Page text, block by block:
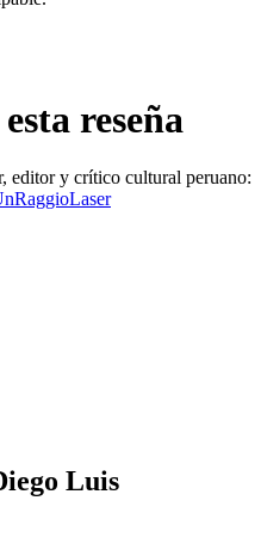
reseña
editor y crítico cultural peruano:
Luis